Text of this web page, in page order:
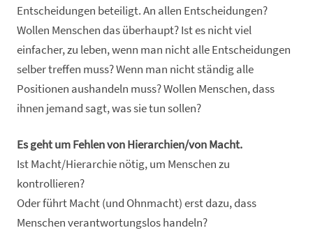
Entscheidungen beteiligt. An allen Entscheidungen?
Wollen Menschen das überhaupt? Ist es nicht viel
einfacher, zu leben, wenn man nicht alle Entscheidungen
selber treffen muss? Wenn man nicht ständig alle
Positionen aushandeln muss? Wollen Menschen, dass
ihnen jemand sagt, was sie tun sollen?
Es geht um Fehlen von Hierarchien/von Macht.
Ist Macht/Hierarchie nötig, um Menschen zu
kontrollieren?
Oder führt Macht (und Ohnmacht) erst dazu, dass
Menschen verantwortungslos handeln?